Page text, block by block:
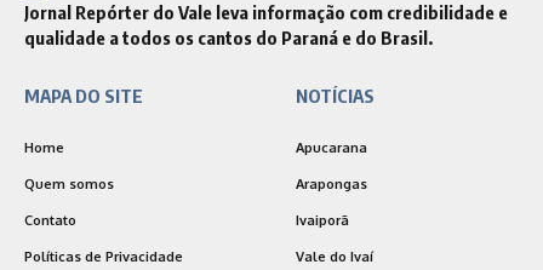
Jornal Repórter do Vale leva informação com credibilidade e
qualidade a todos os cantos do Paraná e do Brasil.
MAPA DO SITE
Home
Quem somos
Contato
Políticas de Privacidade
NOTÍCIAS
Apucarana
Arapongas
Ivaiporã
Vale do Ivaí